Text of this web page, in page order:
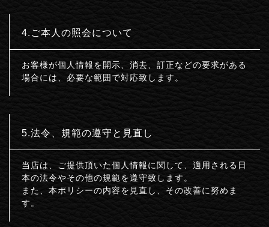
4.ご本人の照会について
お客様が個人情報を開示、消去、訂正などの要求がある
場合には、必要な範囲で対応致します。
5.法令、規範の遵守と見直し
当店は、ご提供頂いた個人情報に関して、適用される日
本の法令やその他の規範を遵守致します。
また、本ポリシーの内容を見直し、その改善に努めま
す。